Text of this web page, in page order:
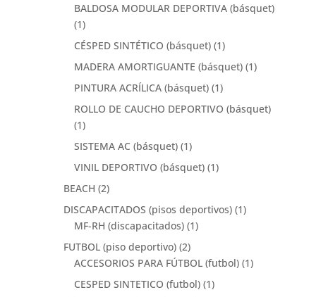
BALDOSA MODULAR DEPORTIVA (básquet)
(1)
CÉSPED SINTÉTICO (básquet) (1)
MADERA AMORTIGUANTE (básquet) (1)
PINTURA ACRÍLICA (básquet) (1)
ROLLO DE CAUCHO DEPORTIVO (básquet)
(1)
SISTEMA AC (básquet) (1)
VINIL DEPORTIVO (básquet) (1)
BEACH (2)
DISCAPACITADOS (pisos deportivos) (1)
MF-RH (discapacitados) (1)
FUTBOL (piso deportivo) (2)
ACCESORIOS PARA FÚTBOL (futbol) (1)
CESPED SINTETICO (futbol) (1)